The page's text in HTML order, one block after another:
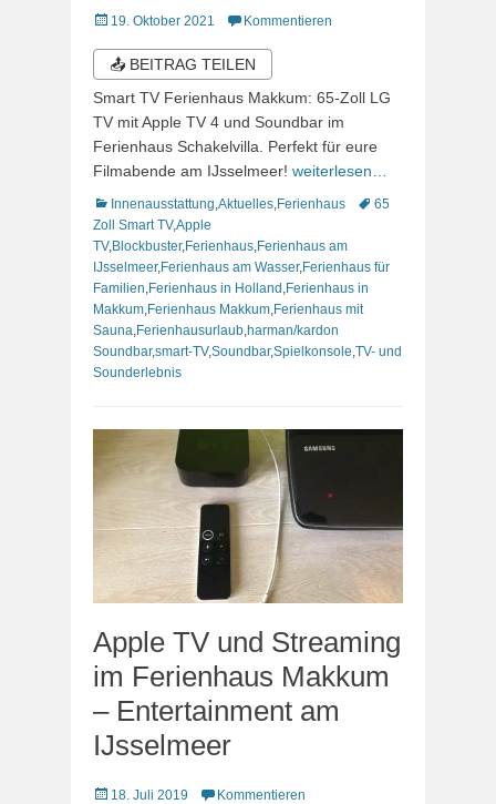
Veröffentlicht
19. Oktober 2021 Kommentieren
📤 BEITRAG TEILEN
Smart TV Ferienhaus Makkum: 65-Zoll LG
TV mit Apple TV 4 und Soundbar im
Ferienhaus Schakelvilla. Perfekt für eure
Filmabende am IJsselmeer! weiterlesen…
Kategorien
Innenausstattung Aktuelles Ferienhaus Schlagworte
65
Zoll Smart TV,Apple
TV, Blockbuster, Ferienhaus Ferienhaus am
IJsselmeer, Ferienhaus am Wasser, Ferienhaus für
Familien Ferienhaus in Holland Ferienhaus in
Makkum Ferienhaus Makkum Ferienhaus mit
Sauna Ferienhausurlaub harman/kardon
Soundbar,smart-TV,Soundbar,Spielkonsole TV- und
Sounderlebnis
Apple TV und Streaming
im Ferienhaus Makkum
– Entertainment am
IJsselmeer
Veröffentlicht
18. Juli 2019 Kommentieren